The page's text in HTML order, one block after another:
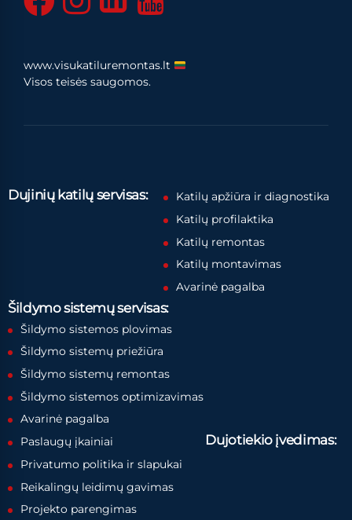
www.visukatiluremontas.lt
Visos teisės saugomos.
Dujinių katilų servisas:
Katilų apžiūra ir diagnostika
Katilų profilaktika
Katilų remontas
Katilų montavimas
Avarinė pagalba
Šildymo sistemų servisas:
Šildymo sistemos plovimas
Šildymo sistemų priežiūra
Šildymo sistemų remontas
Šildymo sistemos optimizavimas
Avarinė pagalba
Paslaugų įkainiai
Privatumo politika ir slapukai
Dujotiekio įvedimas:
Reikalingų leidimų gavimas
Projekto parengimas